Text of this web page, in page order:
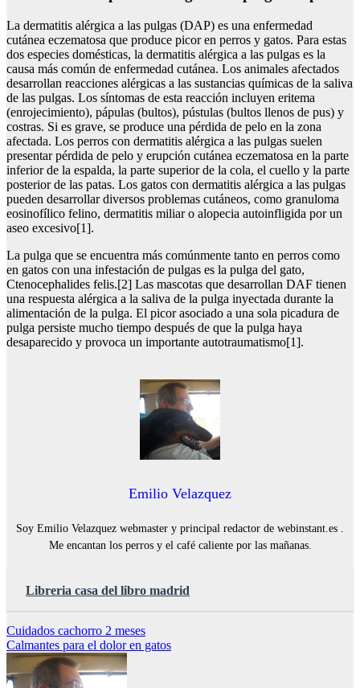
La dermatitis alérgica a las pulgas (DAP) es una enfermedad
cutánea eczematosa que produce picor en perros y gatos. Para estas
dos especies domésticas, la dermatitis alérgica a las pulgas es la
causa más común de enfermedad cutánea. Los animales afectados
desarrollan reacciones alérgicas a las sustancias químicas de la saliva
de las pulgas. Los síntomas de esta reacción incluyen eritema
(enrojecimiento), pápulas (bultos), pústulas (bultos llenos de pus) y
costras. Si es grave, se produce una pérdida de pelo en la zona
afectada. Los perros con dermatitis alérgica a las pulgas suelen
presentar pérdida de pelo y erupción cutánea eczematosa en la parte
inferior de la espalda, la parte superior de la cola, el cuello y la parte
posterior de las patas. Los gatos con dermatitis alérgica a las pulgas
pueden desarrollar diversos problemas cutáneos, como granuloma
eosinofílico felino, dermatitis miliar o alopecia autoinfligida por un
aseo excesivo[1].
La pulga que se encuentra más comúnmente tanto en perros como
en gatos con una infestación de pulgas es la pulga del gato,
Ctenocephalides felis.[2] Las mascotas que desarrollan DAF tienen
una respuesta alérgica a la saliva de la pulga inyectada durante la
alimentación de la pulga. El picor asociado a una sola picadura de
pulga persiste mucho tiempo después de que la pulga haya
desaparecido y provoca un importante autotraumatismo[1].
Emilio Velazquez
Soy Emilio Velazquez webmaster y principal redactor de webinstant.es .
Me encantan los perros y el café caliente por las mañanas.
Libreria casa del libro madrid
Navegación
de
entradas
Cuidados cachorro 2 meses
Calmantes para el dolor en gatos